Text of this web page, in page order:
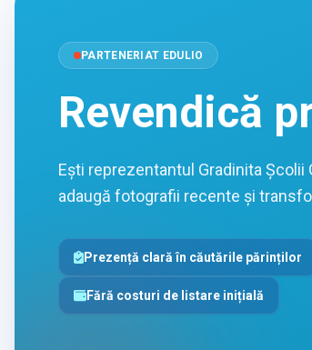
PARTENERIAT EDULIO
Revendică
Ești reprezentantul Gradinita
adaugă fotografii recente și
Prezență clară în căutările părinților
Fără costuri de listare inițială